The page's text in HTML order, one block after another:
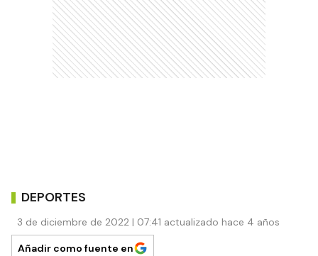
DEPORTES
3 de diciembre de 2022 | 07:41 actualizado hace 4 años
Añadir como fuente en